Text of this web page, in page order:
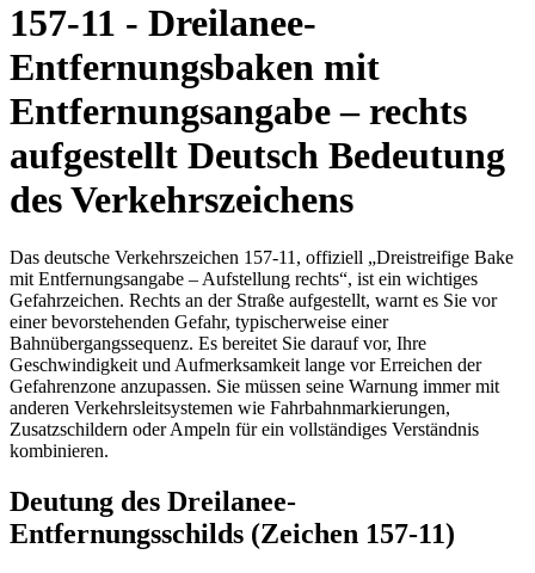
157-11 - Dreilanee-
Entfernungsbaken mit
Entfernungsangabe – rechts
aufgestellt Deutsch Bedeutung
des Verkehrszeichens
Das deutsche Verkehrszeichen 157-11, offiziell „Dreistreifige Bake
mit Entfernungsangabe – Aufstellung rechts“, ist ein wichtiges
Gefahrzeichen. Rechts an der Straße aufgestellt, warnt es Sie vor
einer bevorstehenden Gefahr, typischerweise einer
Bahnübergangssequenz. Es bereitet Sie darauf vor, Ihre
Geschwindigkeit und Aufmerksamkeit lange vor Erreichen der
Gefahrenzone anzupassen. Sie müssen seine Warnung immer mit
anderen Verkehrsleitsystemen wie Fahrbahnmarkierungen,
Zusatzschildern oder Ampeln für ein vollständiges Verständnis
kombinieren.
Deutung des Dreilanee-
Entfernungsschilds (Zeichen 157-11)